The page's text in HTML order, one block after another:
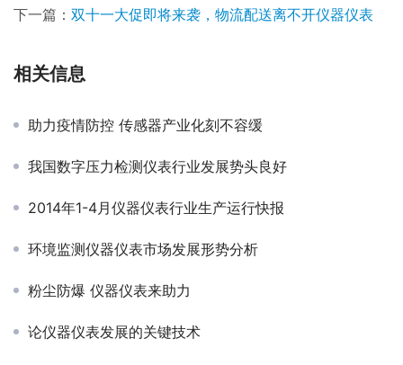
下一篇： 双十一大促即将来袭，物流配送离不开仪器仪表
相关信息
助力疫情防控 传感器产业化刻不容缓
我国数字压力检测仪表行业发展势头良好
2014年1-4月仪器仪表行业生产运行快报
环境监测仪器仪表市场发展形势分析
粉尘防爆 仪器仪表来助力
论仪器仪表发展的关键技术